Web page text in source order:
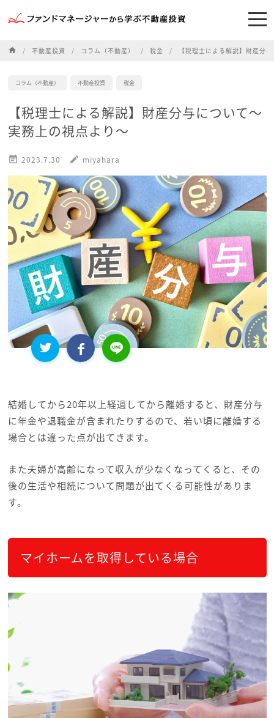
home 不動産投資 コラム（不動産） 税金 【税理士による解説】財産分
コラム（不動産） 不動産投資 税金
【税理士による解説】財産分与について～
実務上の視点より～
 2023.7.30 edit miyahara
結婚してから20年以上経過してから離婚すると、財産分与
に年金や退職金が含まれたりするので、若い頃に離婚する
場合とは違った点が出てきます。
また夫婦が高齢になって収入が少なくなってくると、その
後の生活や相続について問題が出てくる可能性がありま
す。
マイホームを取得している場合